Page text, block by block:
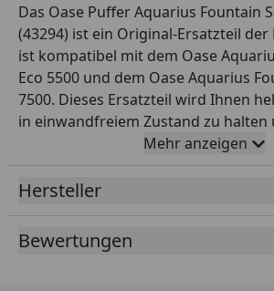
Das Oase Puffer Aquarius Fountain
(43294) ist ein Original-Ersatzteil der
ist kompatibel mit dem Oase
Eco 5500 und dem Oase Aquarius
7500. Dieses Ersatzteil wird Ihnen
in einwandfreiem Zustand zu halten
Haltbarkeit und Performance Ihrer
gewährleisten. Mit diesem
hochwertiges Produkt zur
wird.
Mehr anzeigen
Hersteller
Bewertungen